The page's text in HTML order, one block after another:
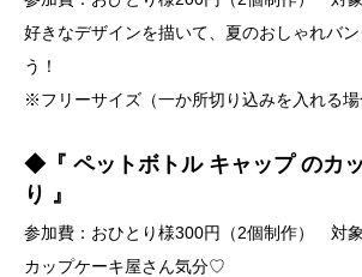
好きなデザインを描いて、夏のおしゃれバ
う！
※フリーサイズ（一か所切り込みを入れる場
◆『 ペットボトル キャップ のカ
り 』
参加費：おひとり様300円（2個制作） 対
カップケーキ屋さん気分♡